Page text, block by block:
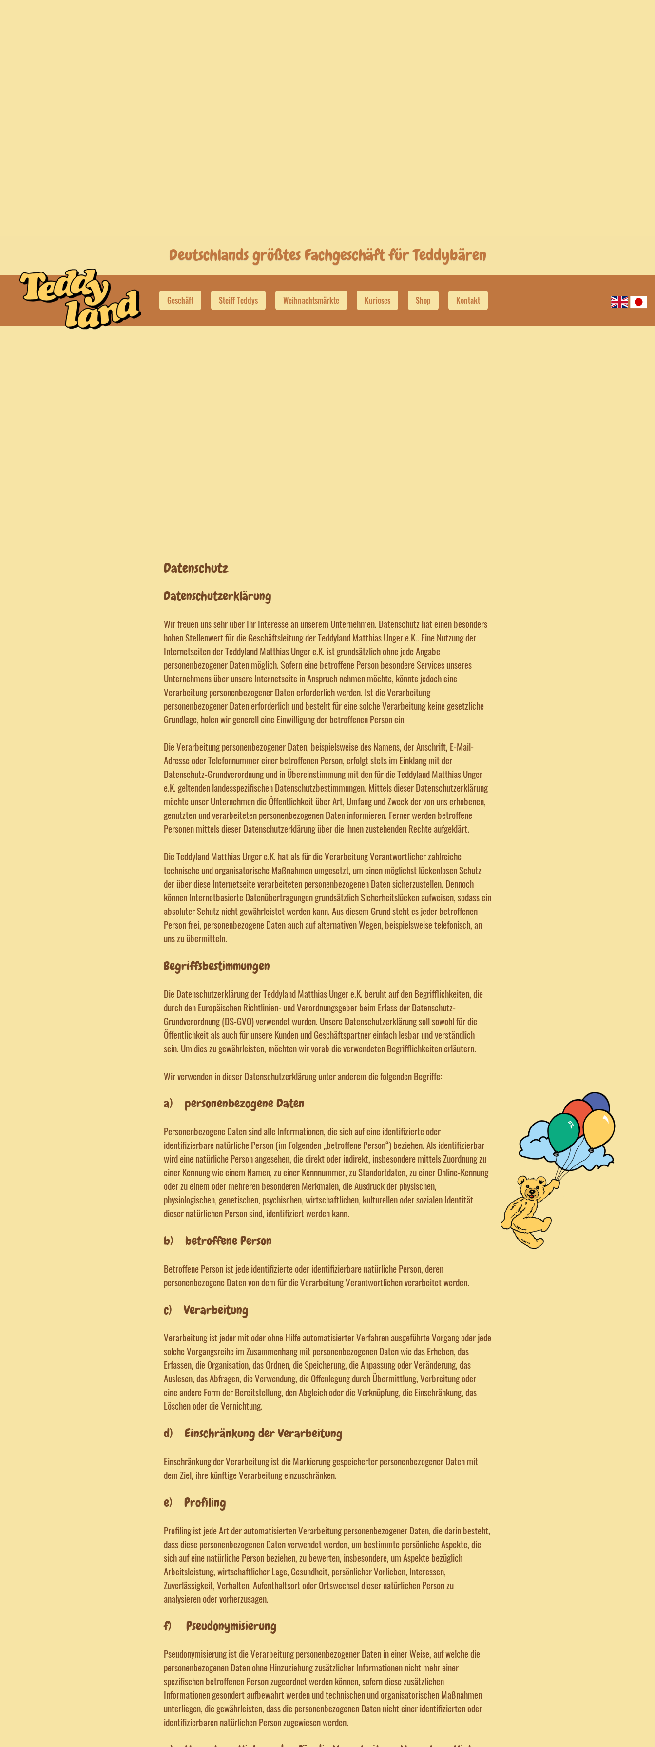
Deutschlands größtes Fachgeschäft für Teddybären
Geschäft Steiff Teddys Weihnachtsmärkte Kurioses Shop Kontakt
Datenschutz
Datenschutzerklärung
Wir freuen uns sehr über Ihr Interesse an unserem Unternehmen. Datenschutz hat einen besonders
hohen Stellenwert für die Geschäftsleitung der Teddyland Matthias Unger e.K.. Eine Nutzung der
Internetseiten der Teddyland Matthias Unger e.K. ist grundsätzlich ohne jede Angabe
personenbezogener Daten möglich. Sofern eine betroffene Person besondere Services unseres
Unternehmens über unsere Internetseite in Anspruch nehmen möchte, könnte jedoch eine
Verarbeitung personenbezogener Daten erforderlich werden. Ist die Verarbeitung
personenbezogener Daten erforderlich und besteht für eine solche Verarbeitung keine gesetzliche
Grundlage, holen wir generell eine Einwilligung der betroffenen Person ein.
Die Verarbeitung personenbezogener Daten, beispielsweise des Namens, der Anschrift, E-Mail-
Adresse oder Telefonnummer einer betroffenen Person, erfolgt stets im Einklang mit der
Datenschutz-Grundverordnung und in Übereinstimmung mit den für die Teddyland Matthias Unger
e.K. geltenden landesspezifischen Datenschutzbestimmungen. Mittels dieser Datenschutzerklärung
möchte unser Unternehmen die Öffentlichkeit über Art, Umfang und Zweck der von uns erhobenen,
genutzten und verarbeiteten personenbezogenen Daten informieren. Ferner werden betroffene
Personen mittels dieser Datenschutzerklärung über die ihnen zustehenden Rechte aufgeklärt.
Die Teddyland Matthias Unger e.K. hat als für die Verarbeitung Verantwortlicher zahlreiche
technische und organisatorische Maßnahmen umgesetzt, um einen möglichst lückenlosen Schutz
der über diese Internetseite verarbeiteten personenbezogenen Daten sicherzustellen. Dennoch
können Internetbasierte Datenübertragungen grundsätzlich Sicherheitslücken aufweisen, sodass ein
absoluter Schutz nicht gewährleistet werden kann. Aus diesem Grund steht es jeder betroffenen
Person frei, personenbezogene Daten auch auf alternativen Wegen, beispielsweise telefonisch, an
uns zu übermitteln.
Begriffsbestimmungen
Die Datenschutzerklärung der Teddyland Matthias Unger e.K. beruht auf den Begrifflichkeiten, die
durch den Europäischen Richtlinien- und Verordnungsgeber beim Erlass der Datenschutz-
Grundverordnung (DS-GVO) verwendet wurden. Unsere Datenschutzerklärung soll sowohl für die
Öffentlichkeit als auch für unsere Kunden und Geschäftspartner einfach lesbar und verständlich
sein. Um dies zu gewährleisten, möchten wir vorab die verwendeten Begrifflichkeiten erläutern.
Wir verwenden in dieser Datenschutzerklärung unter anderem die folgenden Begriffe:
a) personenbezogene Daten
Personenbezogene Daten sind alle Informationen, die sich auf eine identifizierte oder
identifizierbare natürliche Person (im Folgenden „betroffene Person“) beziehen. Als identifizierbar
wird eine natürliche Person angesehen, die direkt oder indirekt, insbesondere mittels Zuordnung zu
einer Kennung wie einem Namen, zu einer Kennnummer, zu Standortdaten, zu einer Online-Kennung
oder zu einem oder mehreren besonderen Merkmalen, die Ausdruck der physischen,
physiologischen, genetischen, psychischen, wirtschaftlichen, kulturellen oder sozialen Identität
dieser natürlichen Person sind, identifiziert werden kann.
b) betroffene Person
Betroffene Person ist jede identifizierte oder identifizierbare natürliche Person, deren
personenbezogene Daten von dem für die Verarbeitung Verantwortlichen verarbeitet werden.
c) Verarbeitung
Verarbeitung ist jeder mit oder ohne Hilfe automatisierter Verfahren ausgeführte Vorgang oder jede
solche Vorgangsreihe im Zusammenhang mit personenbezogenen Daten wie das Erheben, das
Erfassen, die Organisation, das Ordnen, die Speicherung, die Anpassung oder Veränderung, das
Auslesen, das Abfragen, die Verwendung, die Offenlegung durch Übermittlung, Verbreitung oder
eine andere Form der Bereitstellung, den Abgleich oder die Verknüpfung, die Einschränkung, das
Löschen oder die Vernichtung.
d) Einschränkung der Verarbeitung
Einschränkung der Verarbeitung ist die Markierung gespeicherter personenbezogener Daten mit
dem Ziel, ihre künftige Verarbeitung einzuschränken.
e) Profiling
Profiling ist jede Art der automatisierten Verarbeitung personenbezogener Daten, die darin besteht,
dass diese personenbezogenen Daten verwendet werden, um bestimmte persönliche Aspekte, die
sich auf eine natürliche Person beziehen, zu bewerten, insbesondere, um Aspekte bezüglich
Arbeitsleistung, wirtschaftlicher Lage, Gesundheit, persönlicher Vorlieben, Interessen,
Zuverlässigkeit, Verhalten, Aufenthaltsort oder Ortswechsel dieser natürlichen Person zu
analysieren oder vorherzusagen.
f) Pseudonymisierung
Pseudonymisierung ist die Verarbeitung personenbezogener Daten in einer Weise, auf welche die
personenbezogenen Daten ohne Hinzuziehung zusätzlicher Informationen nicht mehr einer
spezifischen betroffenen Person zugeordnet werden können, sofern diese zusätzlichen
Informationen gesondert aufbewahrt werden und technischen und organisatorischen Maßnahmen
unterliegen, die gewährleisten, dass die personenbezogenen Daten nicht einer identifizierten oder
identifizierbaren natürlichen Person zugewiesen werden.